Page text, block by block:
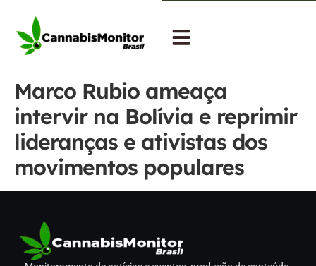
Marco Rubio ameaça
intervir na Bolívia e reprimir
lideranças e ativistas dos
movimentos populares